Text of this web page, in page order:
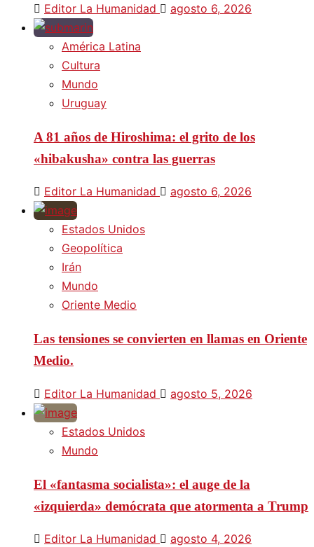
Editor La Humanidad agosto 6, 2026
América Latina
Cultura
Mundo
Uruguay
A 81 años de Hiroshima: el grito de los
«hibakusha» contra las guerras
Editor La Humanidad agosto 6, 2026
Estados Unidos
Geopolítica
Irán
Mundo
Oriente Medio
Las tensiones se convierten en llamas en Oriente
Medio.
Editor La Humanidad agosto 5, 2026
Estados Unidos
Mundo
El «fantasma socialista»: el auge de la
«izquierda» demócrata que atormenta a Trump
Editor La Humanidad agosto 4, 2026